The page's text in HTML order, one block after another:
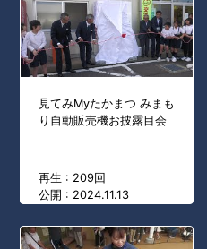
見てみMyたかまつ みまも
り自動販売機お披露目会
再生 : 209回
公開 : 2024.11.13